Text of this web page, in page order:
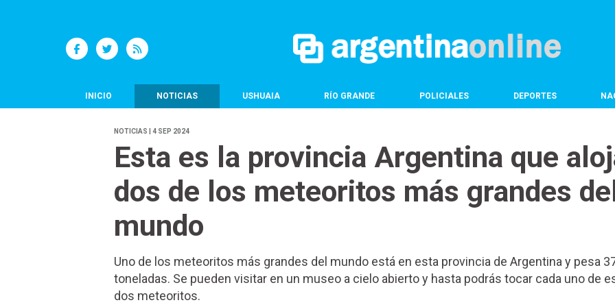
INICIO NOTICIAS USHUAIA RÍO GRANDE POLICIALES DEPORTES
NOTICIAS | 4 SEP 2024
Esta es la provincia Argentina que
dos de los meteoritos más grandes
mundo
Uno de los meteoritos más grandes del mundo está en esta provincia de Argentina y pesa
toneladas. Se pueden visitar en un museo a cielo abierto y hasta podrás tocar cada uno de
dos meteoritos.